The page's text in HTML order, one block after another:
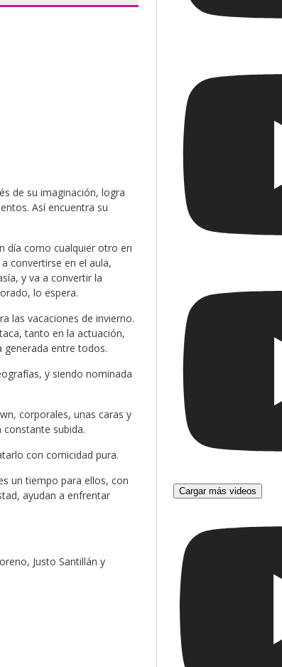
de su imaginación, logra
Así encuentra su
día como cualquier otro en
convertirse en el aula,
y va a convertir la
lo espera.
las vacaciones de invierno.
tanto en la actuación,
generada entre todos.
y siendo nominada
corporales, unas caras y
subida.
con comicidad pura.
un tiempo para ellos, con
ayudan a enfrentar
Justo Santillán y
Cargar más videos